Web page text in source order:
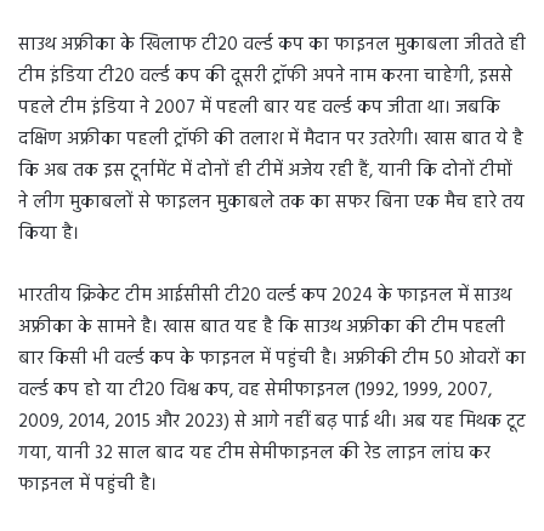
साउथ अफ्रीका के खिलाफ टी20 वर्ल्ड कप का फाइनल मुकाबला जीतते ही
टीम इंडिया टी20 वर्ल्ड कप की दूसरी ट्रॉफी अपने नाम करना चाहेगी, इससे
पहले टीम इंडिया ने 2007 में पहली बार यह वर्ल्ड कप जीता था। जबकि
दक्षिण अफ्रीका पहली ट्रॉफी की तलाश में मैदान पर उतरेगी। खास बात ये है
कि अब तक इस टूर्नामेंट में दोनों ही टीमें अजेय रही हैं, यानी कि दोनों टीमों
ने लीग मुकाबलों से फाइलन मुकाबले तक का सफर बिना एक मैच हारे तय
किया है।
भारतीय क्रिकेट टीम आईसीसी टी20 वर्ल्ड कप 2024 के फाइनल में साउथ
अफ्रीका के सामने है। खास बात यह है कि साउथ अफ्रीका की टीम पहली
बार किसी भी वर्ल्ड कप के फाइनल में पहुंची है। अफ्रीकी टीम 50 ओवरों का
वर्ल्ड कप हो या टी20 विश्व कप, वह सेमीफाइनल (1992, 1999, 2007,
2009, 2014, 2015 और 2023) से आगे नहीं बढ़ पाई थी। अब यह मिथक टूट
गया, यानी 32 साल बाद यह टीम सेमीफाइनल की रेड लाइन लांघ कर
फाइनल में पहुंची है।